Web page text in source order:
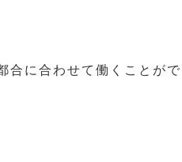
に合わせて働くことがで